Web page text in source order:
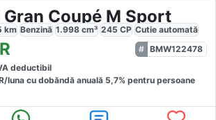
Coupé M Sport
km Benzină 1.998 cm³ 245 CP Cutie automată
BMW122478
deductibil
lunacu dobăndă anuală 5,7% pentru persoane